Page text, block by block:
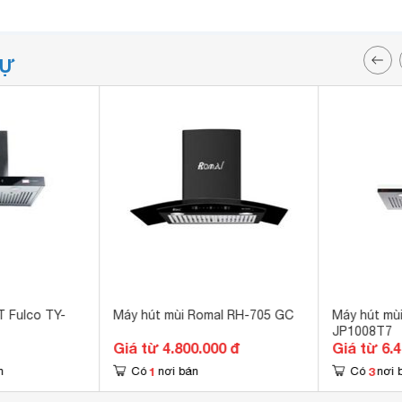
Fulco TY- Máy hút mùi Romal RH-705 GC
Giá từ 4.800.000 đ
Có 1 nơi bán
Máy hút
JP1008T7
Giá từ
Có 3 nơi